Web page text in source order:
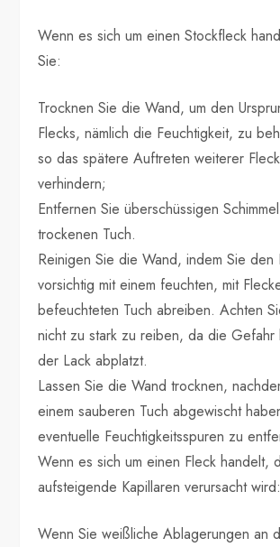
Wenn es sich um einen Stockfleck
Sie:
Trocknen Sie die Wand, um den
Flecks, nämlich die Feuchtigkeit, zu
so das spätere Auftreten weiterer
verhindern;
Entfernen Sie überschüssigen
trockenen Tuch.
Reinigen Sie die Wand, indem Sie den
vorsichtig mit einem feuchten, mit
befeuchteten Tuch abreiben. Achten
nicht zu stark zu reiben, da die Gefahr
der Lack abplatzt.
Lassen Sie die Wand trocknen,
einem sauberen Tuch abgewischt
eventuelle Feuchtigkeitsspuren zu
Wenn es sich um einen Fleck handelt,
aufsteigende Kapillaren verursacht wird:
Wenn Sie weißliche Ablagerungen an